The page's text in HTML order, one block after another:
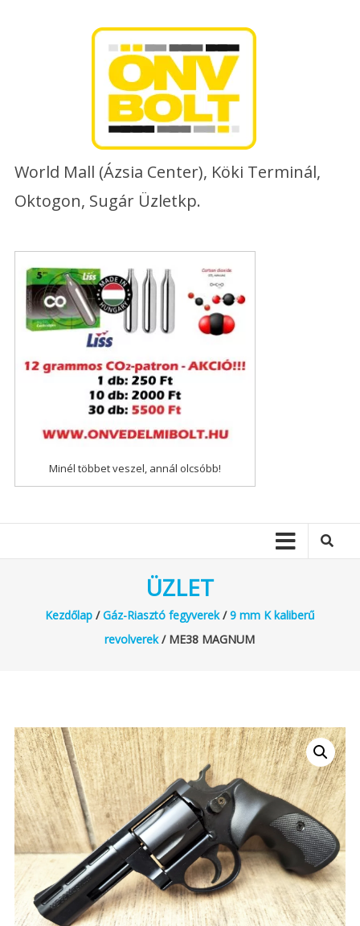
World Mall (Ázsia Center), Köki Terminál,
Oktogon, Sugár Üzletkp.
Minél többet veszel, annál olcsóbb!
ÜZLET
Kezdőlap/Gáz-Riasztó fegyverek/9 mm K kaliberű
revolverek/ ME38 MAGNUM